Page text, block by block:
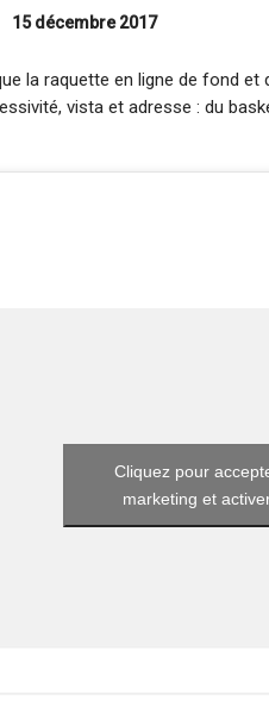
15 décembre 2017
la raquette en ligne de fond et
vista et adresse : du
Cliquez pour
marketing et